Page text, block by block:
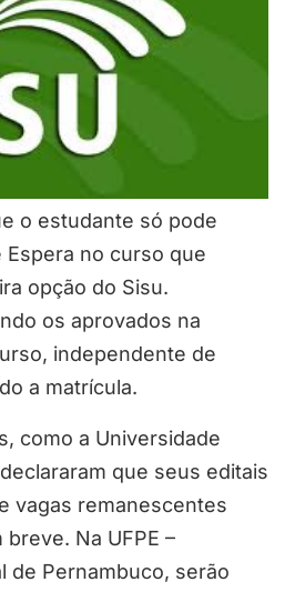
o estudante só pode
Espera no curso que
opção do Sisu.
os aprovados na
independente de
a matrícula.
como a Universidade
que seus editais
vagas remanescentes
Na UFPE –
de Pernambuco, serão